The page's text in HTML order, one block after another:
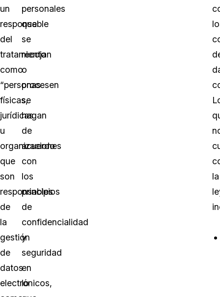
un
responsable
del
tratamiento
como
“personas
físicas,
jurídicas
u
organizaciones
que
son
responsables
de
la
gestión
de
datos
electrónicos,
personales
que
se
recojan
o
procesen
se
hagan
de
acuerdo
con
los
principios
de
confidencialidad
y
seguridad
en
lo
la